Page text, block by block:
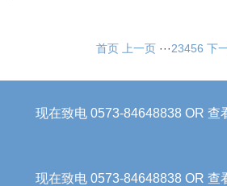
首页 上一页 ···23456 下
现在致电 0573-84648838 OR
现在致电 0573-84648838 OR